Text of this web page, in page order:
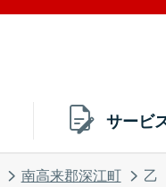
サービ
南高来郡深江町 乙